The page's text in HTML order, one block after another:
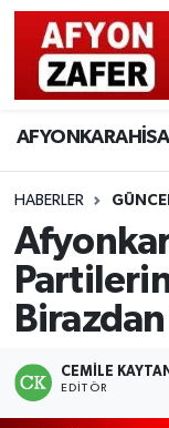
HABERLER
CEMILE KAYTAN
EDITÖR